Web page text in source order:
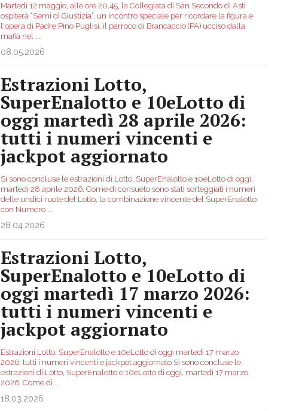
Martedì 12 maggio, alle ore 20.45, la Collegiata di San Secondo di Asti
ospiterà “Semi di Giustizia”, un incontro speciale per ricordare la figura e
l'opera di Padre Pino Puglisi, il parroco di Brancaccio (PA) ucciso dalla
mafia nel
08.05.2026
Estrazioni Lotto,
SuperEnalotto e 10eLotto di
oggi martedì 28 aprile 2026:
tutti i numeri vincenti e
jackpot aggiornato
Si sono concluse le estrazioni di Lotto, SuperEnalotto e 10eLotto di oggi,
martedì 28 aprile 2026. Come di consueto sono stati sorteggiati i numeri
delle undici ruote del Lotto, la combinazione vincente del SuperEnalotto
con Numero
28.04.2026
Estrazioni Lotto,
SuperEnalotto e 10eLotto di
oggi martedì 17 marzo 2026:
tutti i numeri vincenti e
jackpot aggiornato
Estrazioni Lotto, SuperEnalotto e 10eLotto di oggi martedì 17 marzo
2026: tutti i numeri vincenti e jackpot aggiornato Si sono concluse le
estrazioni di Lotto, SuperEnalotto e 10eLotto di oggi, martedì 17 marzo
2026. Come di
18.03.2026